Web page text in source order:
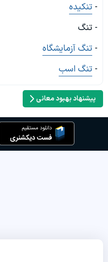
- تنکیده
- تنگ
- تنگ آزمایشگاه
- تنگ اسب
پیشنهاد بهبود معانی